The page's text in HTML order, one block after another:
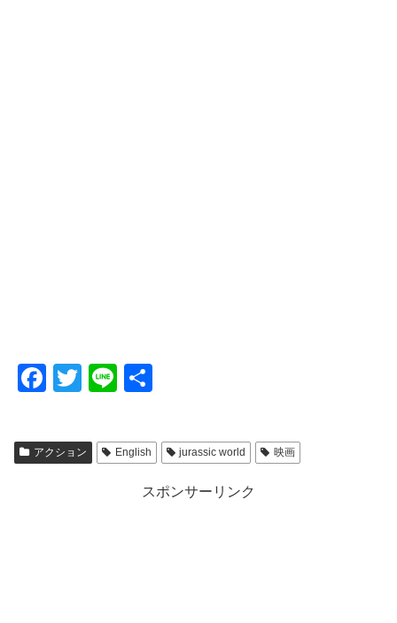
F
c
e
T
tt
er
Li
e
アクション English jurassic world 映画
スポンサーリンク